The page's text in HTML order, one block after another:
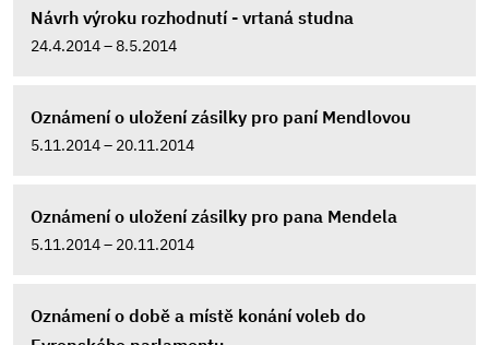
Návrh výroku rozhodnutí - vrtaná studna
24.4.2014 – 8.5.2014
Oznámení o uložení zásilky pro paní Mendlovou
5.11.2014 – 20.11.2014
Oznámení o uložení zásilky pro pana Mendela
5.11.2014 – 20.11.2014
Oznámení o době a místě konání voleb do